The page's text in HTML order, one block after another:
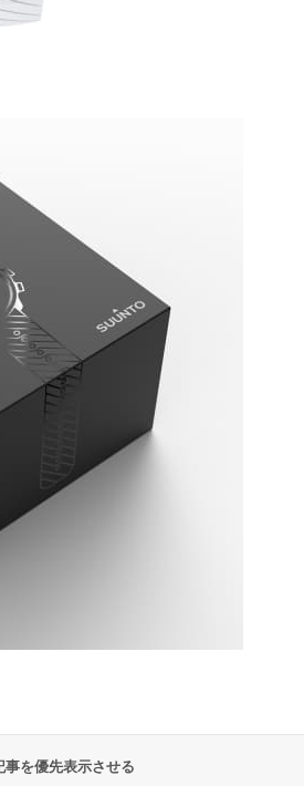
を優先表示させる